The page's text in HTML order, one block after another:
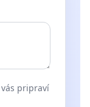
pripraví